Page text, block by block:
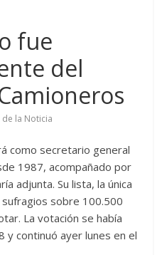
fue
del
de la Noticia
como secretario general
1987, acompañado por
adjunta. Su lista, la única
sobre 100.500
La votación se había
y continuó ayer lunes en el